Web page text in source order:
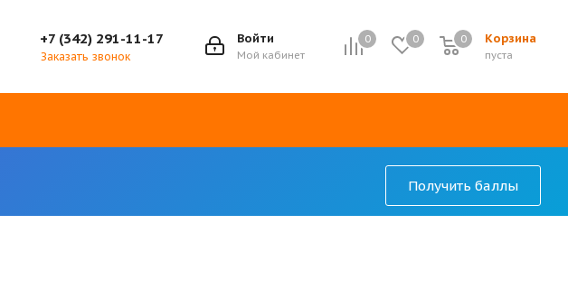
0 0 Корзина
пуста
0
Войти
Мой кабинет
+7 (342) 291-11-17
Заказать звонок
Получить баллы